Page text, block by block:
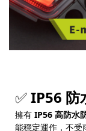
✅IP56 防
擁有 IP56 高防水
能穩定運作，不受